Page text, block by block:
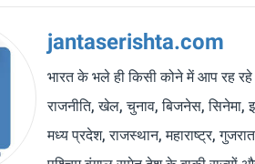
jantaserishta.com
भारत के भले ही किसी कोने में आप रह रहे
राजनीति, खेल, चुनाव, बिजनेस, सिनेमा,
मध्य प्रदेश, राजस्थान, महाराष्ट्र,